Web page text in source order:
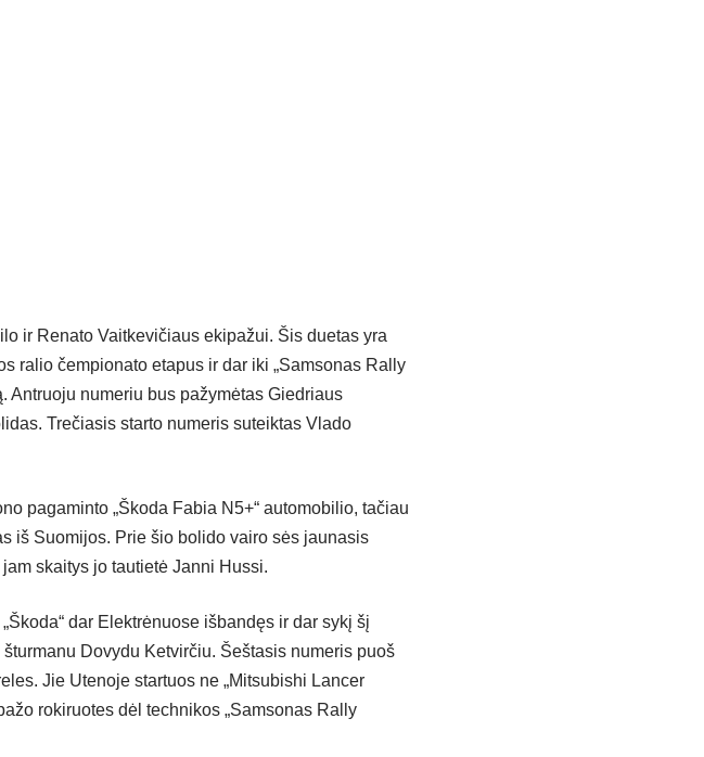
ir Renato Vaitkevičiaus ekipažui. Šis duetas yra
ralio čempionato etapus ir dar iki „Samsonas Rally
Antruoju numeriu bus pažymėtas Giedriaus
Trečiasis starto numeris suteiktas Vlado
pagaminto „Škoda Fabia N5+“ automobilio, tačiau
iš Suomijos. Prie šio bolido vairo sės jaunasis
skaitys jo tautietė Janni Hussi.
dar Elektrėnuose išbandęs ir dar sykį šį
Dovydu Ketvirčiu. Šeštasis numeris puoš
Jie Utenoje startuos ne „Mitsubishi Lancer
rokiruotes dėl technikos „Samsonas Rally